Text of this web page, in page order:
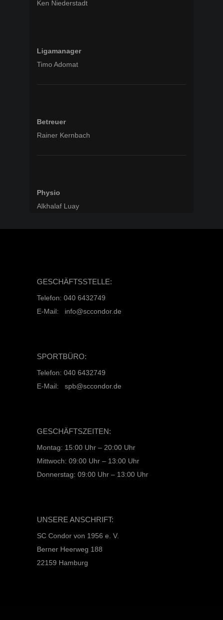
Ken Niederstadt
Ligamanager
Timo Adomat
Betreuer
Rainer Kernbach
Physio
Alkhalaf Luay
GESCHÄFTSSTELLE:
Telefon: 040 6432749
E-Mail: info@sccondor.de
SPORTBÜRO:
Telefon: 040 6432749
E-Mail: spb@sccondor.de
GESCHÄFTSZEITEN:
Montag: 15:00 Uhr – 20:00 Uhr
Mittwoch: 09:00 Uhr – 13:00 Uhr
Donnerstag: 09:00 Uhr – 13:00 Uhr
UNSERE ANSCHRIFT:
SC Condor von 1956 e. V.
Berner Heerweg 188
22159 Hamburg